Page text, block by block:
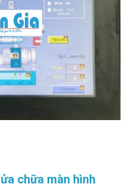
chữa màn hình